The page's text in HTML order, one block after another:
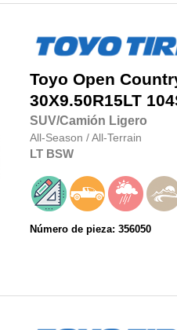
Toyo Open
30X9.50R15LT
SUV/Camión Ligero
All-Season /All-Terrain
LT BSW
Número de pieza: 356050